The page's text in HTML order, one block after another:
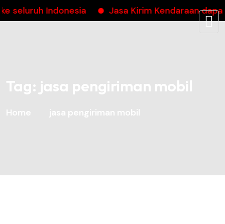
Indonesia Jasa Kirim Kendaraan
Tag: jasa pengiriman mobil
Home jasa pengiriman mobil